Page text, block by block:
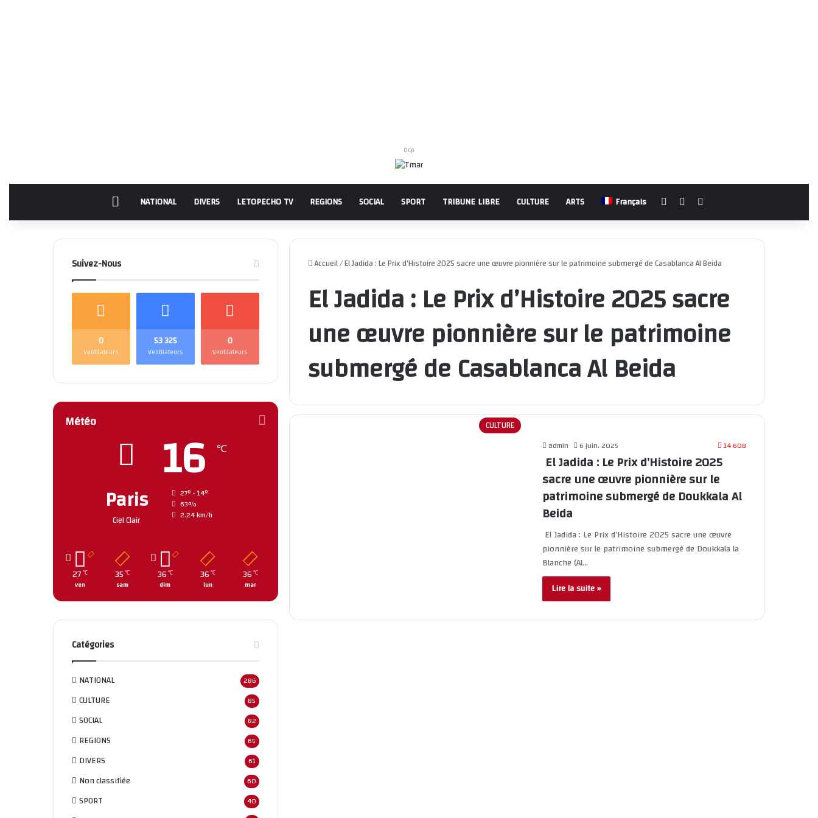
Ocp
AccueilNATIONAL DIVERS LETOPECHO TV REGIONS SOCIAL SPORT TRIBUNE LIBRE CULTURE ARTS Français FacebookYouTube
Accueil/El Jadida : Le Prix d’Histoire 2025 sacre une œuvre pionnière sur le patrimoine submergé de Casablanca Al Beida
El Jadida : Le Prix d’Histoire 2025 sacre
une œuvre pionnière sur le patrimoine
submergé de Casablanca Al Beida
CULTURE
admin 6 juin، 2025 14 608
El Jadida : Le Prix d’Histoire 2025
sacre une œuvre pionnière sur le
patrimoine submergé de Doukkala Al
Beida
El Jadida : Le Prix d’Histoire 2025 sacre une œuvre
pionnière sur le patrimoine submergé de Doukkala la
Blanche (Al…
Lire la suite »
Suivez-Nous
0
Ventilateurs
53 325
Ventilateurs
0
Ventilateurs
Météo
Paris
Ciel Clair
16 ℃
27º - 14º
63%
2.24 km/h
27 ℃
ven
35 ℃
sam
36 ℃
dim
36 ℃
lun
36 ℃
mar
Catégories
NATIONAL 286
CULTURE 85
SOCIAL 82
REGIONS 65
DIVERS 61
Non classifiée 60
SPORT 40